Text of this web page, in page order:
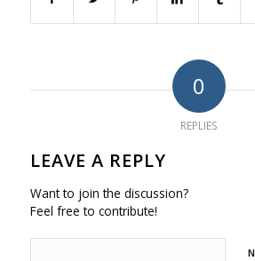
0
REPLIES
LEAVE A REPLY
Want to join the discussion?
Feel free to contribute!